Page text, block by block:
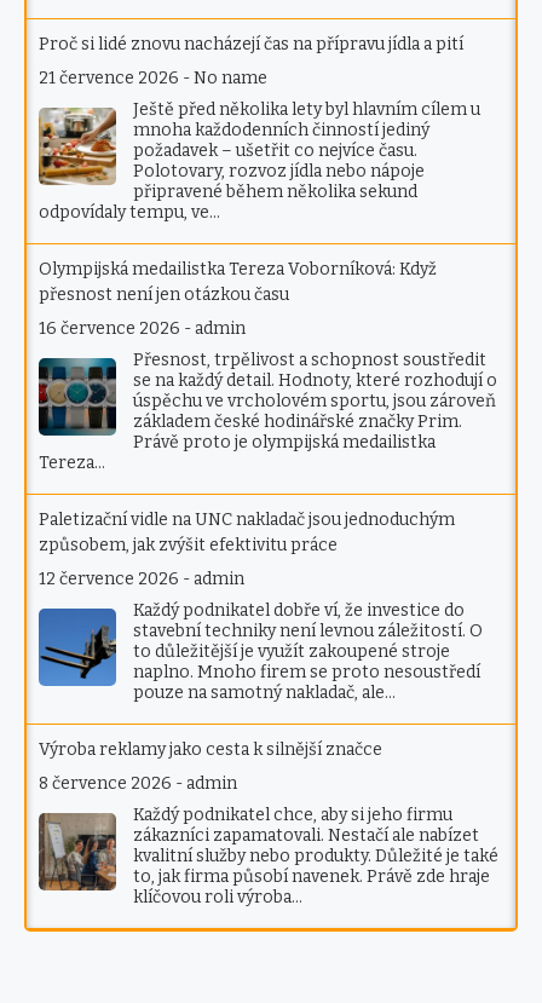
Proč si lidé znovu nacházejí čas na přípravu jídla a pití
21 července 2026 -No name
Ještě před několika lety byl hlavním cílem u
mnoha každodenních činností jediný
požadavek – ušetřit co nejvíce času.
Polotovary, rozvoz jídla nebo nápoje
připravené během několika sekund
odpovídaly tempu, ve…
Olympijská medailistka Tereza Voborníková: Když
přesnost není jen otázkou času
16 července 2026 - admin
Přesnost, trpělivost a schopnost soustředit
se na každý detail. Hodnoty, které rozhodují o
úspěchu ve vrcholovém sportu, jsou zároveň
základem české hodinářské značky Prim.
Právě proto je olympijská medailistka
Tereza…
Paletizační vidle na UNC nakladač jsou jednoduchým
způsobem, jak zvýšit efektivitu práce
12 července 2026 - admin
Každý podnikatel dobře ví, že investice do
stavební techniky není levnou záležitostí. O
to důležitější je využít zakoupené stroje
naplno. Mnoho firem se proto nesoustředí
pouze na samotný nakladač, ale…
Výroba reklamy jako cesta k silnější značce
8 července 2026 - admin
Každý podnikatel chce, aby si jeho firmu
zákazníci zapamatovali. Nestačí ale nabízet
kvalitní služby nebo produkty. Důležité je také
to, jak firma působí navenek. Právě zde hraje
klíčovou roli výroba…